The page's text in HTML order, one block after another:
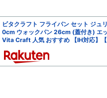
ビタクラフト フライパン セット ジュ
0cm ウォックパン 26cm (蓋付き) エ
Vita Craft 人気 おすすめ 【IH対応】【